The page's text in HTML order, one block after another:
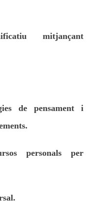
mitjançant
de pensament i
personals per